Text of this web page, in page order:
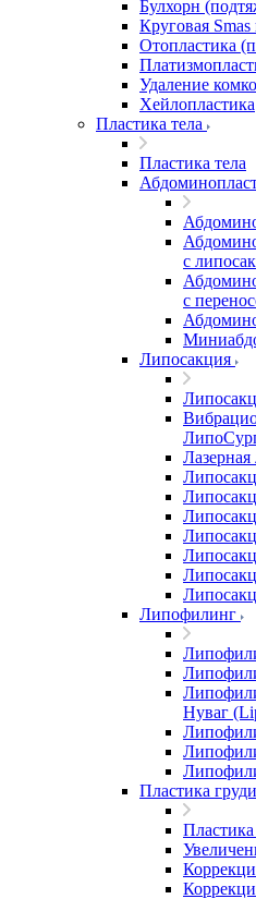
Булхорн
Круговая
Отопластика
Удаление
Хейлопластика
Пластика тела
Пластика тела
с
с
Липосакция
Липофилинг
Нуваг
Пластика груди
Пластика